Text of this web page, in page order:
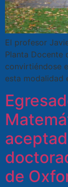
El profesor
Planta Docente
convirtiéndose
esta modalidad
de